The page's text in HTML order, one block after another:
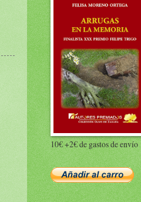
10€ +2€ de gastos de envío